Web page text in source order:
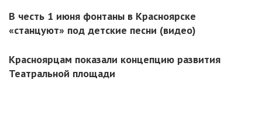
В честь 1 июня фонтаны в Красноярске
«станцуют» под детские песни (видео)
Красноярцам показали концепцию развития
Театральной площади